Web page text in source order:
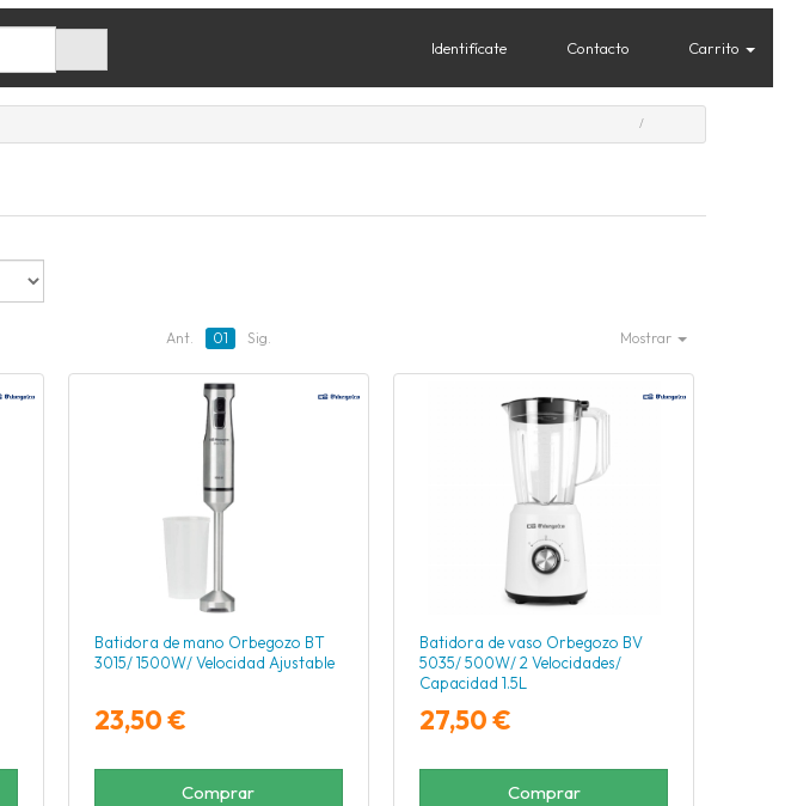
Identifícate Contacto Carrito
Ant. 01 Sig. Mostrar
Batidora de mano Orbegozo BT
3015/ 1500W/ Velocidad Ajustable
23,50 €
Comprar
Batidora de vaso Orbegozo BV
5035/ 500W/ 2 Velocidades/
Capacidad 1.5L
27,50 €
Comprar